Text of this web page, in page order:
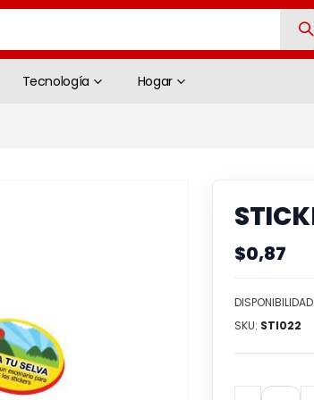
Tecnología Hogar
Saltar
comienzo
imágenes
$0,87
DISPONIBILIDAD:
SKU STI022